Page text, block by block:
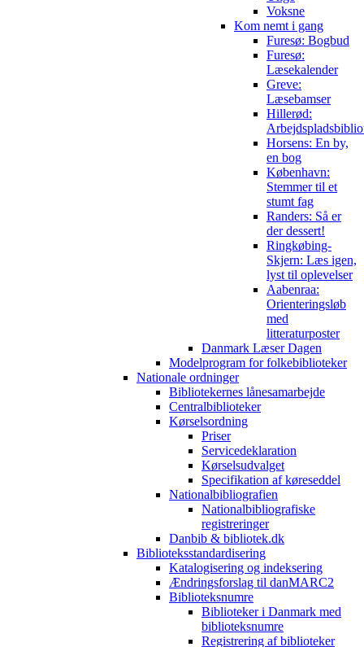
Voksne
Kom nemt i gang
Furesø: Bogbud
Furesø:
Læsekalender
Greve:
Læsebamser
Hillerød:
Horsens: En by,
en bog
København:
Stemmer til et
stumt fag
Randers: Så er
der dessert!
Ringkøbing-
Skjern: Læs igen,
lyst til oplevelser
Aabenraa:
Orienteringsløb
med
litteraturposter
Danmark Læser Dagen
Modelprogram for folkebiblioteker
Nationale ordninger
Bibliotekernes lånesamarbejde
Centralbiblioteker
Kørselsordning
Priser
Servicedeklaration
Kørselsudvalget
Specifikation af køreseddel
Nationalbibliografien
Nationalbibliografiske
registreringer
Danbib & bibliotek.dk
Biblioteksstandardisering
Katalogisering og indeksering
Ændringsforslag til danMARC2
Biblioteksnumre
Biblioteker i Danmark med
biblioteksnumre
Registrering af biblioteker